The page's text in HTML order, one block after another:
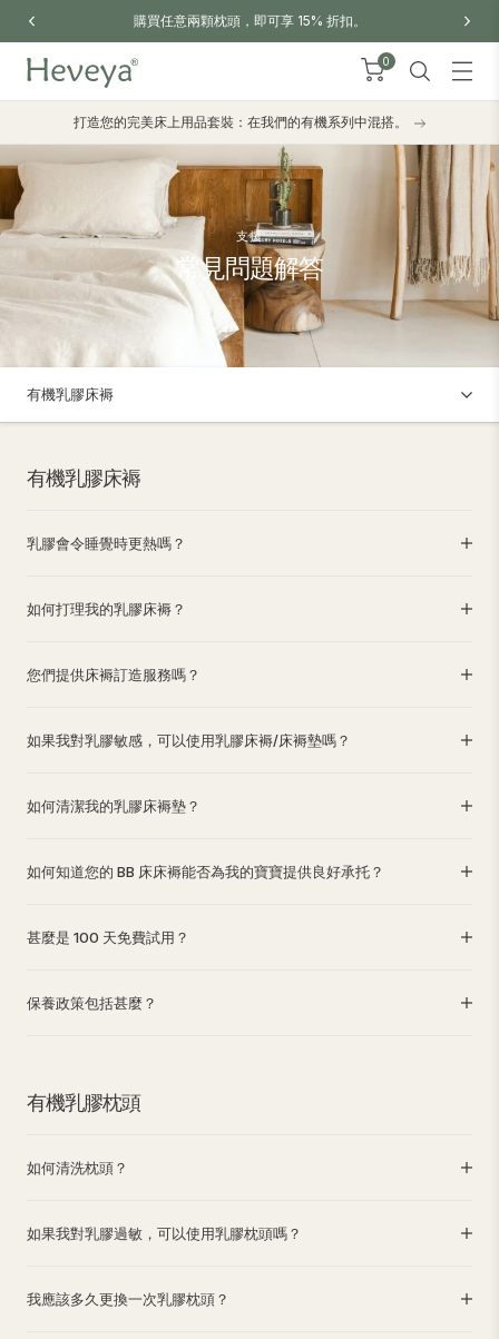
購買任意兩顆枕頭，即可享 15% 折扣。
0
打造您的完美床上用品套裝：在我們的有機系列中混搭。
支援
常見問題解答
有機乳膠床褥
有機乳膠床褥
乳膠會令睡覺時更熱嗎？
如何打理我的乳膠床褥？
您們提供床褥訂造服務嗎？
如果我對乳膠敏感，可以使用乳膠床褥/床褥墊嗎？
如何清潔我的乳膠床褥墊？
如何知道您的 BB 床床褥能否為我的寶寶提供良好承托？
甚麼是 100 天免費試用？
保養政策包括甚麼？
有機乳膠枕頭
如何清洗枕頭？
如果我對乳膠過敏，可以使用乳膠枕頭嗎？
我應該多久更換一次乳膠枕頭？